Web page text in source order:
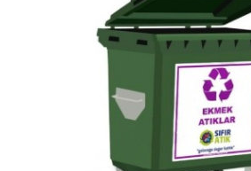
Endüstriyel Zemin Yıkama Makineleri
Halı Kurutma Makineleri
Hijyen Malzemeleri